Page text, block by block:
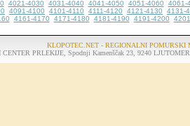
4021-4030 4031-4040 4041-4050 4051-4060
4061-
4091-4100 4101-4110 4111-4120 4121-4130
4131-
4161-4170 4171-4180 4181-4190 4191-4200
KLOPOTEC.NET - REGIONALNI POMURSKI
PRLEKIJE, Spodnji Kamenščak 23, 9240